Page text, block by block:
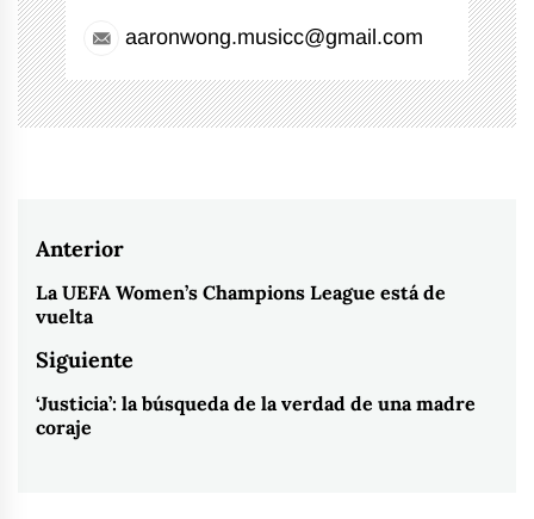
aaronwong.musicc@gmail.com
Navegación
de
entradas
Anterior
Entrada
anterior:
La UEFA Women’s Champions League está de
vuelta
Siguiente
Entrada
siguiente:
‘Justicia’: la búsqueda de la verdad de una madre
coraje